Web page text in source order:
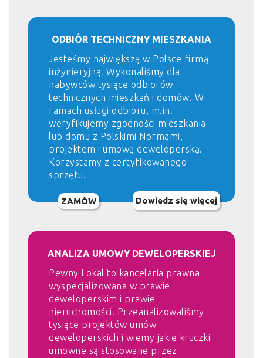
ODBIÓR TECHNICZNY MIESZKANIA
Jesteśmy największą w Polsce firmą
inżynieryjną. Wykonaliśmy dla
nabywców tysiące odbiorów
technicznych mieszkań i domów. W
ramach usługi odbioru, m.in.
weryfikujemy zgodności mieszkania
lub domu z Polskimi Normami,
projektem i umową deweloperską.
Korzystamy z certyfikowanego
sprzętu.
ZAMÓW Dowiedz się więcej
ANALIZA UMOWY DEWELOPERSKIEJ
Pewny Lokal to kancelaria prawna
wyspecjalizowana w prawie
deweloperskim i prawie
nieruchomości. Przeanalizowaliśmy
tysiące projektów umów
deweloperskich i wiemy jakie kruczki
umowne są stosowane przez